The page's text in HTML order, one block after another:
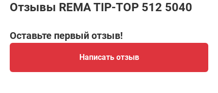
Отзывы REMA TIP-TOP 512 5040
Оставьте первый отзыв!
Написать отзыв